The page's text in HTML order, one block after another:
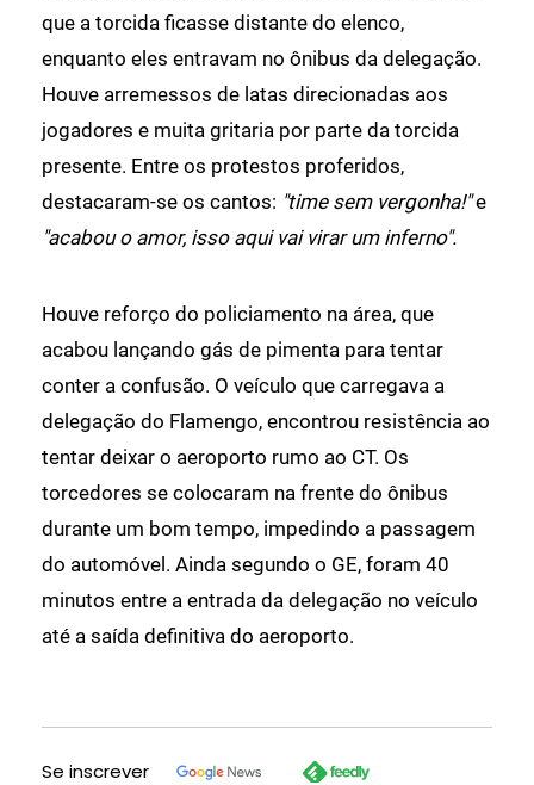
que a torcida ficasse distante do elenco,
enquanto eles entravam no ônibus da delegação.
Houve arremessos de latas direcionadas aos
jogadores e muita gritaria por parte da torcida
presente. Entre os protestos proferidos,
destacaram-se os cantos: "time sem vergonha!"e
"acabou o amor, isso aqui vai virar um inferno".
Houve reforço do policiamento na área, que
acabou lançando gás de pimenta para tentar
conter a confusão. O veículo que carregava a
delegação do Flamengo, encontrou resistência ao
tentar deixar o aeroporto rumo ao CT. Os
torcedores se colocaram na frente do ônibus
durante um bom tempo, impedindo a passagem
do automóvel. Ainda segundo o GE, foram 40
minutos entre a entrada da delegação no veículo
até a saída definitiva do aeroporto.
Se inscrever